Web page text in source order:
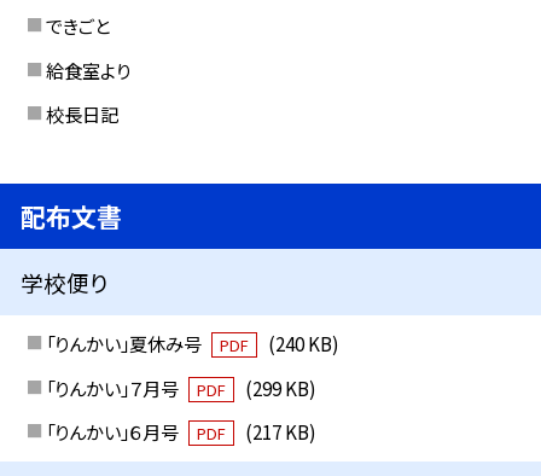
できごと
給食室より
校長日記
配布文書
学校便り
「りんかい」夏休み号 PDF
(240 KB)
「りんかい」７月号
PDF
(299 KB)
「りんかい」６月号
PDF (217 KB)